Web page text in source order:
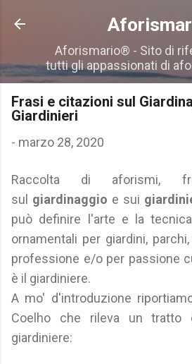
Passa ai contenuti
Aforismario® - Sito di
tutti gli appassionati di
Frasi e citazioni sul
Giardinieri
- marzo 28, 2020
Raccolta di aforismi,
sul giardinaggio e sui
può definire l'arte e la
ornamentali per giardini,
professione e/o per passione
è il giardiniere.
A mo' d'introduzione
Coelho che rileva un tratto
giardiniere: